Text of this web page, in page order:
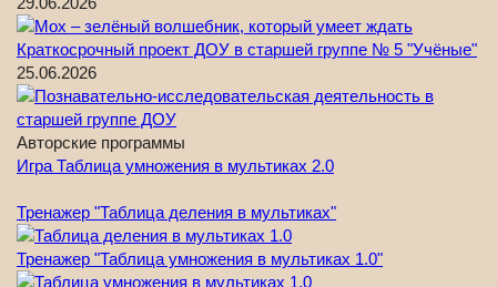
Краткосрочный проект ДОУ в старшей группе № 5 "Учёные"
25.06.2026
Авторские программы
Игра Таблица умножения в мультиках 2.0
Тренажер "Таблица деления в мультиках"
Тренажер "Таблица умножения в мультиках 1.0"